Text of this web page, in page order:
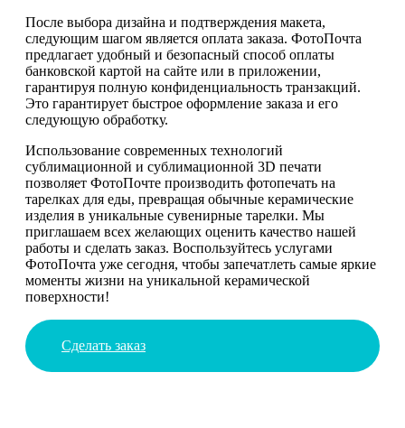
После выбора дизайна и подтверждения макета,
следующим шагом является оплата заказа. ФотоПочта
предлагает удобный и безопасный способ оплаты
банковской картой на сайте или в приложении,
гарантируя полную конфиденциальность транзакций.
Это гарантирует быстрое оформление заказа и его
следующую обработку.
Использование современных технологий
сублимационной и сублимационной 3D печати
позволяет ФотоПочте производить фотопечать на
тарелках для еды, превращая обычные керамические
изделия в уникальные сувенирные тарелки. Мы
приглашаем всех желающих оценить качество нашей
работы и сделать заказ. Воспользуйтесь услугами
ФотоПочта уже сегодня, чтобы запечатлеть самые яркие
моменты жизни на уникальной керамической
поверхности!
Сделать заказ